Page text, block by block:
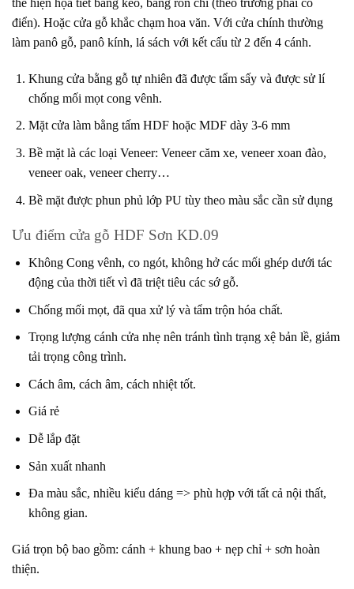
thể hiện họa tiết bằng keo, bằng ron chì (theo trường phái cổ
điển). Hoặc cửa gỗ khắc chạm hoa văn. Với cửa chính thường
làm panô gỗ, panô kính, lá sách với kết cấu từ 2 đến 4 cánh.
Khung cửa bằng gỗ tự nhiên đã được tẩm sấy và được sử lí
chống mối mọt cong vênh.
Mặt cửa làm bằng tấm HDF hoặc MDF dày 3-6 mm
Bề mặt là các loại Veneer: Veneer căm xe, veneer xoan đào,
veneer oak, veneer cherry…
Bề mặt được phun phủ lớp PU tùy theo màu sắc cần sử dụng
Ưu điểm cửa gỗ HDF Sơn KD.09
Không Cong vênh, co ngót, không hở các mối ghép dưới tác
động của thời tiết vì đã triệt tiêu các sớ gỗ.
Chống mối mọt, đã qua xử lý và tẩm trộn hóa chất.
Trọng lượng cánh cửa nhẹ nên tránh tình trạng xệ bản lề, giảm
tải trọng công trình.
Cách âm, cách âm, cách nhiệt tốt.
Giá rẻ
Dễ lắp đặt
Sản xuất nhanh
Đa màu sắc, nhiều kiểu dáng => phù hợp với tất cả nội thất,
không gian.
Giá trọn bộ bao gồm: cánh + khung bao + nẹp chỉ + sơn hoàn
thiện.